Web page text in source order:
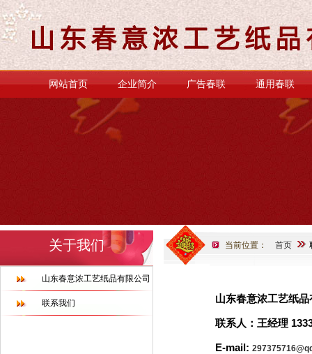
网站首页 企业简介 广告春联 通用春联
关于我们
山东春意浓工艺纸品有限公司
联系我们
当前位置： 首页
山东春意浓工艺纸品
联系人：王经理
E-mail: